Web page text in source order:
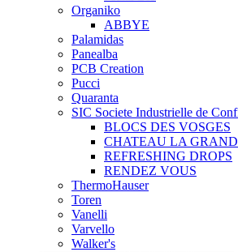
Organiko
ABBYE
Palamidas
Panealba
PCB Creation
Pucci
Quaranta
SIC Societe Industrielle de
BLOCS DES VOSGES
CHATEAU LA
REFRESHING DROPS
RENDEZ VOUS
ThermoHauser
Toren
Vanelli
Varvello
Walker's